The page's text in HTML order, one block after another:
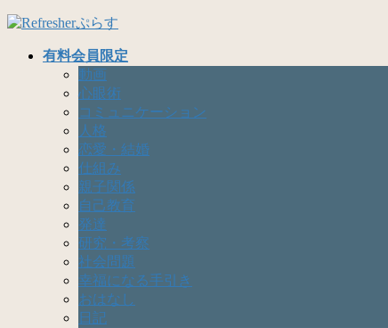
コ
ナ
有料会員限定
動画
心眼術
コミュニケーション
人格
恋愛・結婚
仕組み
親子関係
自己教育
発達
研究・考察
社会問題
幸福になる手引き
おはなし
日記